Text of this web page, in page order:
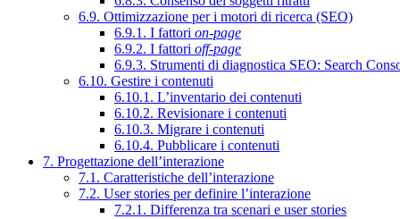
6.9. Ottimizzazione per i motori di ricerca (SEO)
6.9.1. I fattori on-page
6.9.2. I fattori off-page
6.9.3. Strumenti di diagnostica SEO: Search
6.10. Gestire i contenuti
6.10.1. L’inventario dei contenuti
6.10.2. Revisionare i contenuti
6.10.3. Migrare i contenuti
6.10.4. Pubblicare i contenuti
7. Progettazione dell’interazione
7.1. Caratteristiche dell’interazione
7.2. User stories per definire l’interazione
7.2.1. Differenza tra scenari e user stories